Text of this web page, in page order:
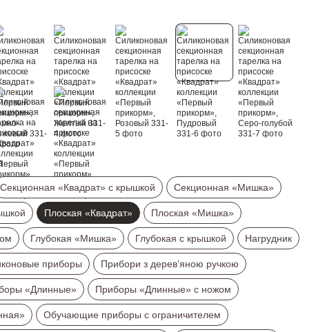
Секционная «Квадрат» с крышкой Секционная «Мишка»
Плоская «Квадрат» Плоская «Мишка»
Глубокая «Мишка» Глубокая с крышкой Нагрудник
приборы Прибори з дерев’яною ручкою
«Длинные» Приборы «Длинные» с ножом
Обучающие приборы с ограничителем